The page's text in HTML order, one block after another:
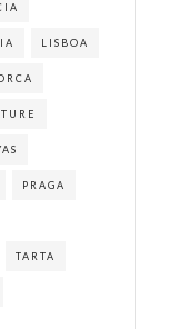
LISBOA
PRAGA
TARTA